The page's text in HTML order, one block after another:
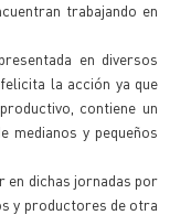
trabajando en
en diversos
la acción ya que
contiene un
medianos y pequeños
en dichas jornadas por
y productores de otra